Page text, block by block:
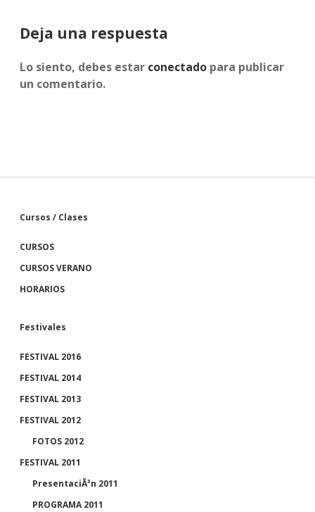
Deja una respuesta
Lo siento, debes estar conectado para publicar
un comentario.
S
i
d
e
b
a
r
Cursos / Clases
CURSOS
CURSOS VERANO
HORARIOS
Festivales
FESTIVAL 2016
FESTIVAL 2014
FESTIVAL 2013
FESTIVAL 2012
FOTOS 2012
FESTIVAL 2011
PresentaciÃ³n 2011
PROGRAMA 2011